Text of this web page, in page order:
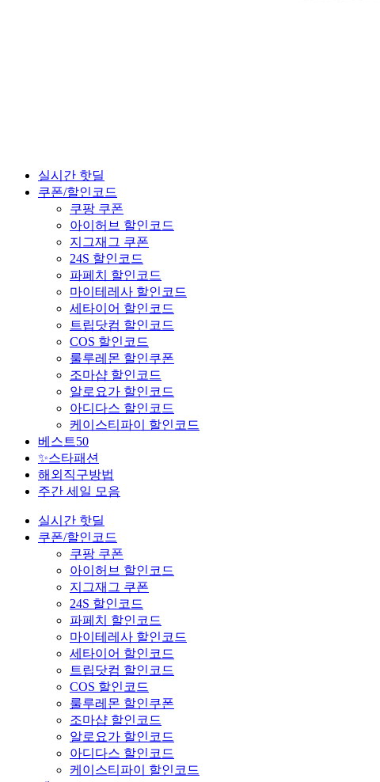
실시간 핫딜
쿠폰/할인코드
쿠팡 쿠폰
아이허브 할인코드
지그재그 쿠폰
24S 할인코드
파페치 할인코드
마이테레사 할인코드
세타이어 할인코드
트립닷컴 할인코드
COS 할인코드
룰루레몬 할인쿠폰
조마샵 할인코드
알로요가 할인코드
아디다스 할인코드
케이스티파이 할인코드
베스트50
✨스타패션
해외직구방법
주간 세일 모음
실시간 핫딜
쿠폰/할인코드
쿠팡 쿠폰
아이허브 할인코드
지그재그 쿠폰
24S 할인코드
파페치 할인코드
마이테레사 할인코드
세타이어 할인코드
트립닷컴 할인코드
COS 할인코드
룰루레몬 할인쿠폰
조마샵 할인코드
알로요가 할인코드
아디다스 할인코드
케이스티파이 할인코드